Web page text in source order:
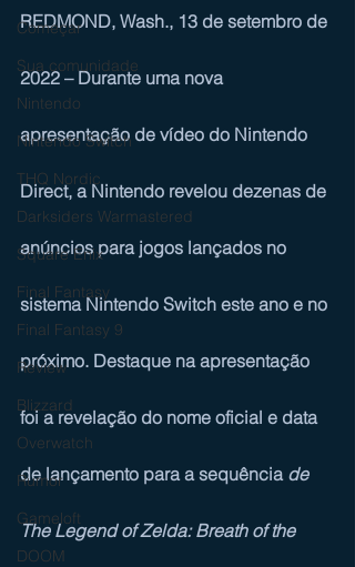
Começar
Sua comunidade
Nintendo
Nintendo Switch
THQ Nordic
Darksiders Warmastered
Square Enix
Final Fantasy
Final Fantasy 9
Review
Blizzard
Overwatch
Rumor
Gameloft
DOOM
REDMOND, Wash., 13 de setembro de
2022 – Durante uma nova
apresentação de vídeo do Nintendo
Direct, a Nintendo revelou dezenas de
anúncios para jogos lançados no
sistema Nintendo Switch este ano e no
próximo. Destaque na apresentação
foi a revelação do nome oficial e data
de lançamento para a sequência de
The Legend of Zelda: Breath of the